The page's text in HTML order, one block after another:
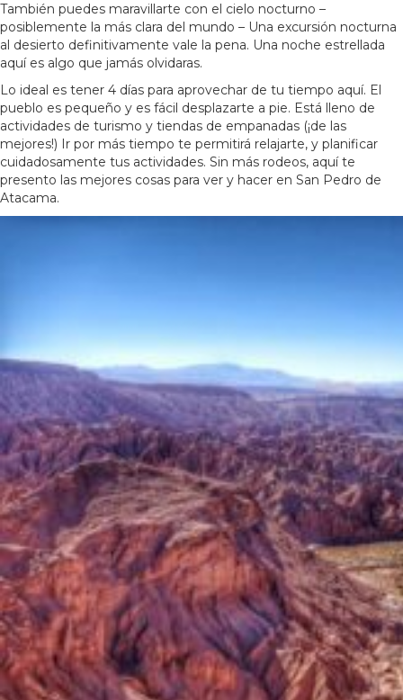
También puedes maravillarte con el cielo nocturno –
posiblemente la más clara del mundo – Una excursión nocturna
al desierto definitivamente vale la pena. Una noche estrellada
aquí es algo que jamás olvidaras.
Lo ideal es tener 4 días para aprovechar de tu tiempo aquí. El
pueblo es pequeño y es fácil desplazarte a pie. Está lleno de
actividades de turismo y tiendas de empanadas (¡de las
mejores!) Ir por más tiempo te permitirá relajarte, y planificar
cuidadosamente tus actividades. Sin más rodeos, aquí te
presento las mejores cosas para ver y hacer en San Pedro de
Atacama.